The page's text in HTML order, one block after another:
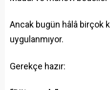
Ancak bugün hâlâ birçok
uygulanmıyor.
Gerekçe hazır: